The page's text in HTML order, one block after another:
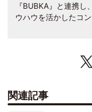
『BUBKA』と連携
ウハウを活かしたコン
関連記事